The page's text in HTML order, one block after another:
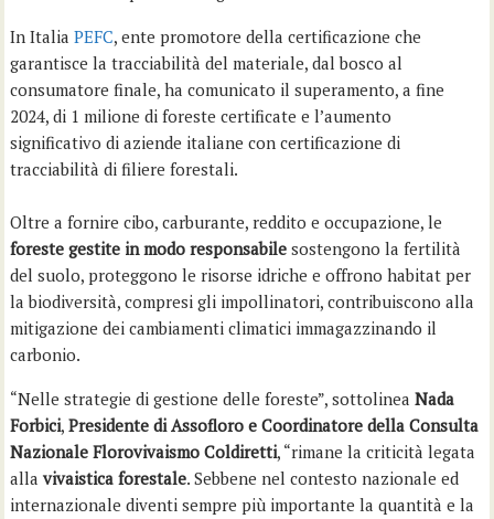
In ItaliaPEFC, ente promotore della certificazione che
garantisce la tracciabilità del materiale, dal bosco al
consumatore finale, ha comunicato il superamento, a fine
2024, di 1 milione di foreste certificate e l’aumento
significativo di aziende italiane con certificazione di
tracciabilità di filiere forestali.
Oltre a fornire cibo, carburante, reddito e occupazione, le
foreste gestite in modo responsabile sostengono la fertilità
del suolo, proteggono le risorse idriche e offrono habitat per
la biodiversità, compresi gli impollinatori, contribuiscono alla
mitigazione dei cambiamenti climatici immagazzinando il
carbonio.
“Nelle strategie di gestione delle foreste”, sottolineaNada
Forbici,Presidente di Assofloro e Coordinatore della Consulta
Nazionale Florovivaismo Coldiretti, “rimane la criticità legata
allavivaistica forestale. Sebbene nel contesto nazionale ed
internazionale diventi sempre più importante la quantità e la